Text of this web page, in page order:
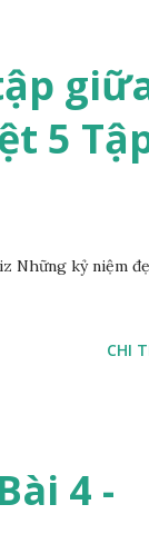
5
Những kỷ niệm
CHI
4 -